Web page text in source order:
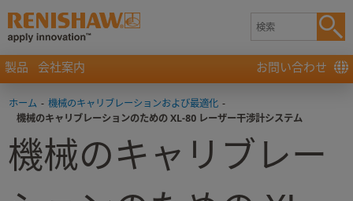
製品 会社案内 お問い合わせ
ホーム - 機械のキャリブレーションおよび最適化 -
機械のキャリブレーションのための XL-80 レーザー干渉計システム
機械のキャリブレー